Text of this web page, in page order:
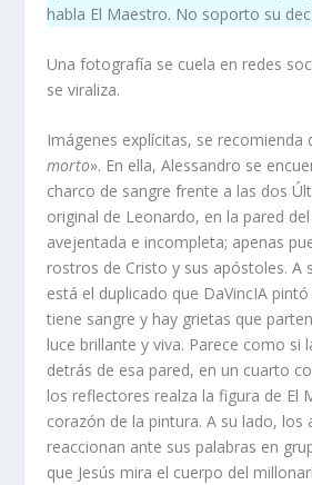
habla El Maestro. No soporto su
Una fotografía se cuela en redes
se viraliza.
Imágenes explícitas, se recomienda
morto». En ella, Alessandro se
charco de sangre frente a las dos
original de Leonardo, en la pared
avejentada e incompleta; apenas
rostros de Cristo y sus apóstoles. A
está el duplicado que DaVincIA
tiene sangre y hay grietas que
luce brillante y viva. Parece como si
detrás de esa pared, en un cuarto
los reflectores realza la figura de El
corazón de la pintura. A su lado, los
reaccionan ante sus palabras en
que Jesús mira el cuerpo del